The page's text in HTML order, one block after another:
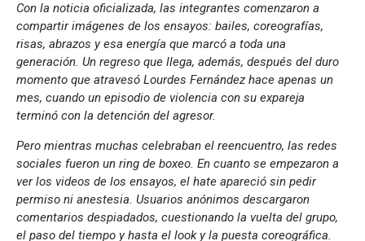
Con la noticia oficializada, las integrantes comenzaron a
compartir imágenes de los ensayos: bailes, coreografías,
risas, abrazos y esa energía que marcó a toda una
generación. Un regreso que llega, además, después del duro
momento que atravesó Lourdes Fernández hace apenas un
mes, cuando un episodio de violencia con su expareja
terminó con la detención del agresor.
Pero mientras muchas celebraban el reencuentro, las redes
sociales fueron un ring de boxeo. En cuanto se empezaron a
ver los videos de los ensayos, el hate apareció sin pedir
permiso ni anestesia. Usuarios anónimos descargaron
comentarios despiadados, cuestionando la vuelta del grupo,
el paso del tiempo y hasta el look y la puesta coreográfica.